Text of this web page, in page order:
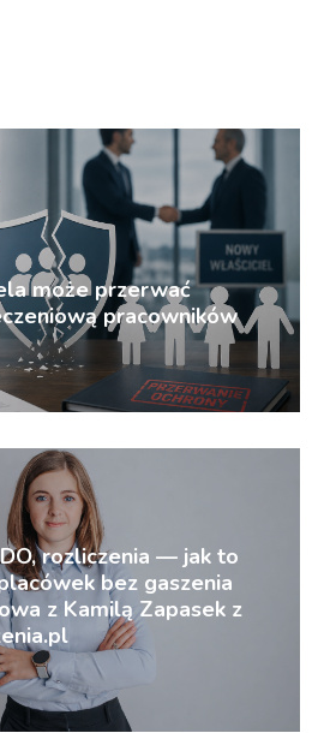
może przerwać
pracowników
rozliczenia — jak to
bez gaszenia
z Kamilą Zapasek z